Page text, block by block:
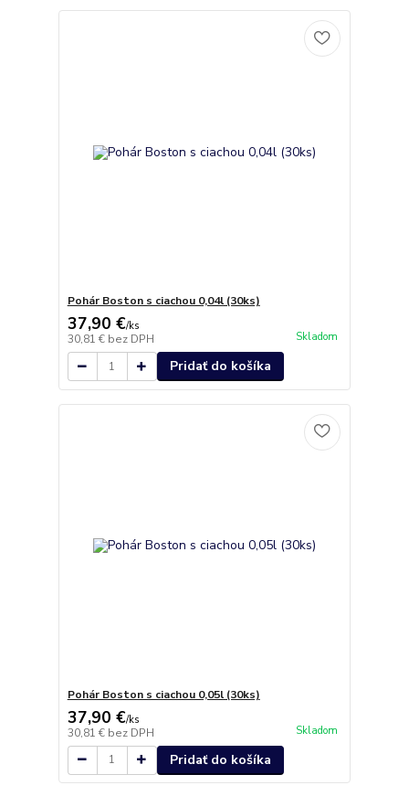
Pohár Boston s ciachou 0,04l (30ks)
37,90 €/ks
30,81 € bez DPH Skladom
Pridať do košíka
Pohár Boston s ciachou 0,05l (30ks)
37,90 €/ks
30,81 € bez DPH Skladom
Pridať do košíka